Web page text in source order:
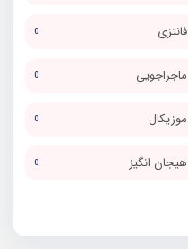
فانتزی 0
ماجراجویی 0
موزیکال 0
هیجان انگیز 0